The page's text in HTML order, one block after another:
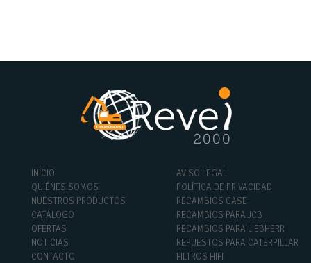
INICIO
QUIÉNES SOMOS
NUESTROS PRODUCTOS
CATÁLOGO
OFERTAS
NOTICIAS
CONTACTO
AVISO LEGAL
POLÍTICA DE PRIVACIDAD
RECAMBIOS CASE
RECAMBIOS PARA JCB
RECAMBIOS PARA LIEBHERR
REPUESTOS PARA CATERPILLAR
FILTROS HIFI